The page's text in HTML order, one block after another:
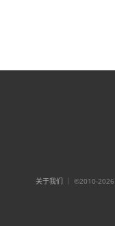
关于我们 ｜ ©2010-